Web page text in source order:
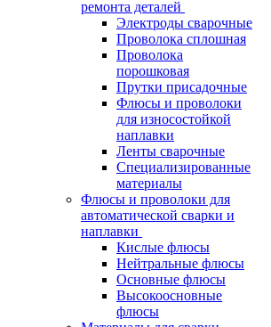
ремонта деталей
Электроды сварочные
Проволока сплошная
Проволока
порошковая
Прутки присадочные
Флюсы и проволоки
для износостойкой
наплавки
Ленты сварочные
Специализированные
материалы
Флюсы и проволоки для
автоматической сварки и
наплавки
Кислые флюсы
Нейтральные флюсы
Основные флюсы
Высокоосновные
флюсы